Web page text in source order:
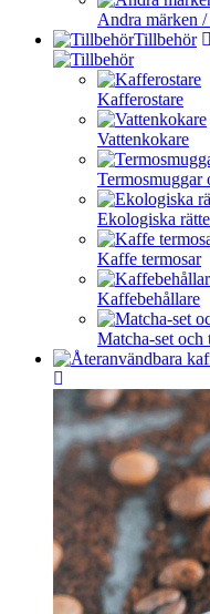
Andra märken
Tillbehör
Kafferostare
Vattenkokare
Termosmuggar
Ekologiska
Kaffe termosar
Kaffebehållare
Matcha-set och